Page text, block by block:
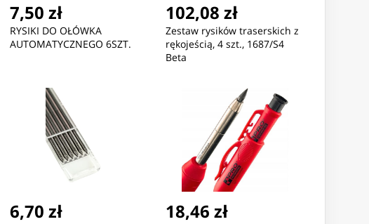
7,50 zł
RYSIKI DO OŁÓWKA
AUTOMATYCZNEGO 6SZT.
102,08 zł
Zestaw rysików traserskich z
rękojeścią, 4 szt., 1687/S4
Beta
6,70 zł 18,46 zł